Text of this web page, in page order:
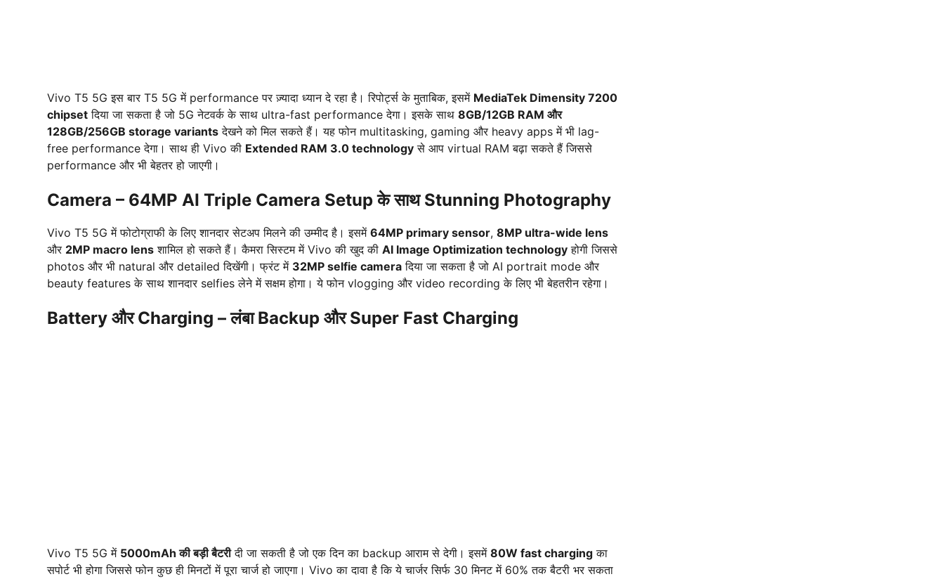
Vivo T5 5G इस बार T5 5G में performance पर ज़्यादा ध्यान दे रहा है। रिपोर्ट्स के मुताबिक, इसमें MediaTek Dimensity 7200
chipset दिया जा सकता है जो 5G नेटवर्क के साथ ultra-fast performance देगा। इसके साथ 8GB/12GB RAM और
128GB/256GB storage variants देखने को मिल सकते हैं। यह फोन multitasking, gaming और heavy apps में भी lag-
free performance देगा। साथ ही Vivo की Extended RAM 3.0 technology से आप virtual RAM बढ़ा सकते हैं जिससे
performance और भी बेहतर हो जाएगी।
Camera – 64MP AI Triple Camera Setup के साथ Stunning Photography
Vivo T5 5G में फोटोग्राफी के लिए शानदार सेटअप मिलने की उम्मीद है। इसमें 64MP primary sensor, 8MP ultra-wide lens
और 2MP macro lens शामिल हो सकते हैं। कैमरा सिस्टम में Vivo की खुद की AI Image Optimization technology होगी जिससे
photos और भी natural और detailed दिखेंगी। फ्रंट में 32MP selfie camera दिया जा सकता है जो AI portrait mode और
beauty features के साथ शानदार selfies लेने में सक्षम होगा। ये फोन vlogging और video recording के लिए भी बेहतरीन रहेगा।
Battery और Charging – लंबा Backup और Super Fast Charging
Vivo T5 5G में 5000mAh की बड़ी बैटरीदी जा सकती है जो एक दिन का backup आराम से देगी। इसमें 80W fast charging का
सपोर्ट भी होगा जिससे फोन कुछ ही मिनटों में पूरा चार्ज हो जाएगा। Vivo का दावा है कि ये चार्जर सिर्फ 30 मिनट में 60% तक बैटरी भर सकता